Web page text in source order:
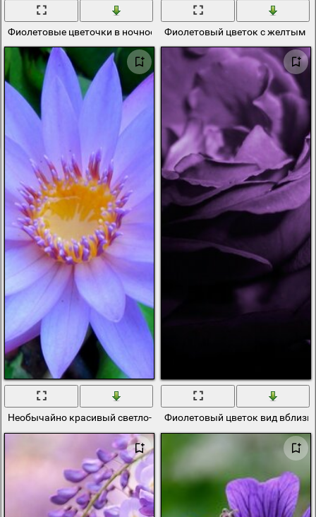
Фиолетовые цветочки в ночное времяФиолетовый цветок с желтым
Необычайно красивый светло-фиолетовый цветок
Фиолетовый цветок вид вблизи